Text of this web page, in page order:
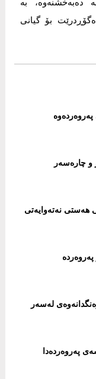
به‌
بۆ گیانی‌
پەروەردەوە
و چارەسەر
هەستی نەتەوایەتی
لەسەر
پەروەردەدا